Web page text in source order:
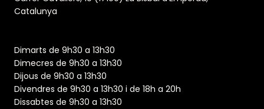
Catalunya
Dimarts de 9h30 a 13h30
Dimecres de 9h30 a 13h30
Dijous de 9h30 a 13h30
Divendres de 9h30 a 13h30 i de 18h a 20h
Dissabtes de 9h30 a 13h30